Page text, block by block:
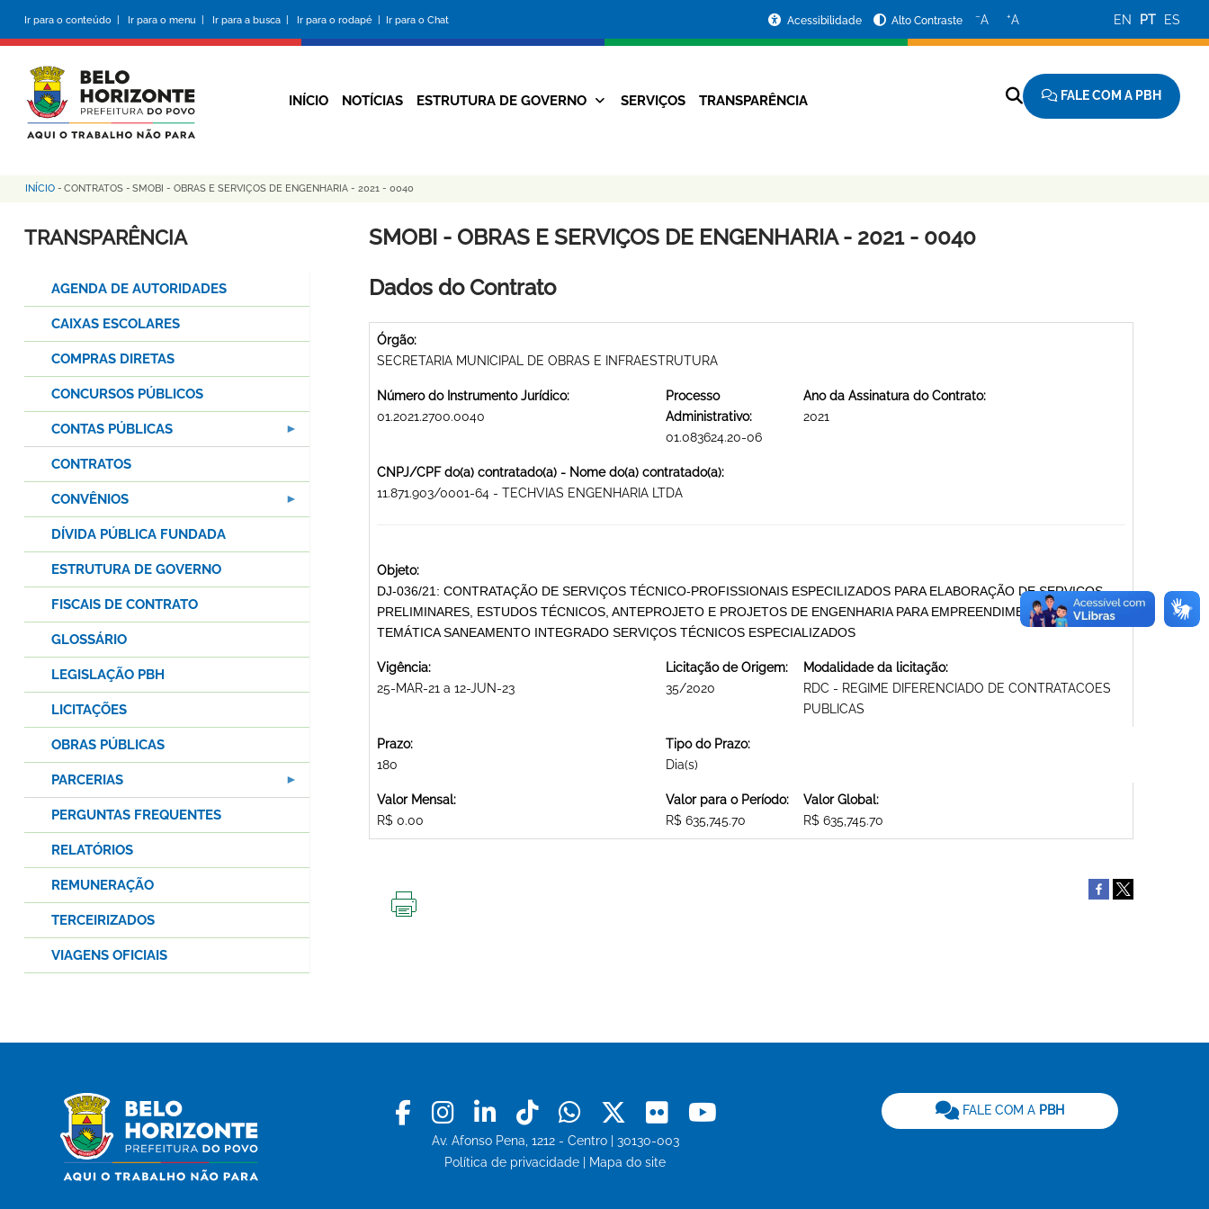
conteúdo
principal
Ir para o conteúdo | Ir para o menu | Ir para a busca | Ir para o rodapé | Ir para o Chat
da
Prefeitura
Acessibilidade Alto Contraste −A +A EN PT ES
Navegação
INÍCIO NOTÍCIAS ESTRUTURA DE GOVERNO SERVIÇOS TRANSPARÊNCIA FALE COM A PBH
Trilha
de
INÍCIO - CONTRATOS - SMOBI - OBRAS E SERVIÇOS DE ENGENHARIA - 2021 - 0040
SMOBI - OBRAS E SERVIÇOS DE ENGENHARIA - 2021 - 0040
Dados do Contrato
Órgão:
SECRETARIA MUNICIPAL DE OBRAS E INFRAESTRUTURA
Número do Instrumento Jurídico:
01.2021.2700.0040
Processo
Administrativo:
01.083624.20-06
Ano da Assinatura do Contrato:
2021
CNPJ/CPF do(a) contratado(a) - Nome do(a) contratado(a):
11.871.903/0001-64 - TECHVIAS ENGENHARIA LTDA
Objeto:
DJ-036/21: CONTRATAÇÃO DE SERVIÇOS TÉCNICO-PROFISSIONAIS ESPECILIZADOS PARA ELABORAÇÃO DE SERVIÇOS
PRELIMINARES, ESTUDOS TÉCNICOS, ANTEPROJETO E PROJETOS DE ENGENHARIA PARA EMPREENDIMENTOS DA
TEMÁTICA SANEAMENTO INTEGRADO SERVIÇOS TÉCNICOS ESPECIALIZADOS
Vigência:
25-MAR-21 a 12-JUN-23
Licitação de Origem:
35/2020
Modalidade da licitação:
RDC - REGIME DIFERENCIADO DE CONTRATACOES
PUBLICAS
Prazo:
180
Tipo do Prazo:
Dia(s)
Valor Mensal:
R$ 0.00
Valor para o Período:
R$ 635,745.70
Valor Global:
R$ 635,745.70
TRANSPARÊNCIA
AGENDA DE AUTORIDADES
CAIXAS ESCOLARES
COMPRAS DIRETAS
CONCURSOS PÚBLICOS
CONTAS PÚBLICAS
CONTRATOS
CONVÊNIOS
DÍVIDA PÚBLICA FUNDADA
ESTRUTURA DE GOVERNO
FISCAIS DE CONTRATO
GLOSSÁRIO
LEGISLAÇÃO PBH
LICITAÇÕES
OBRAS PÚBLICAS
PARCERIAS
PERGUNTAS FREQUENTES
RELATÓRIOS
REMUNERAÇÃO
TERCEIRIZADOS
VIAGENS OFICIAIS
Facebook
Instagram
LinkedinTiktokWhatsapp
X Flickr
Av. Afonso Pena, 1212 - Centro | 30130-003
Política de privacidade
Mapa do site
FALE COM A PBH